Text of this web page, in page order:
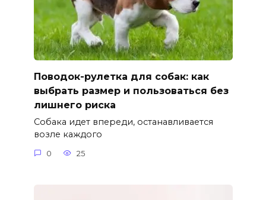
Поводок-рулетка для собак: как
выбрать размер и пользоваться без
лишнего риска
Собака идет впереди, останавливается
возле каждого
0 25